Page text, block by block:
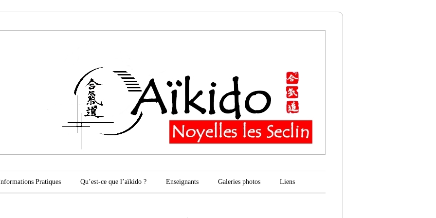
Pratiques Qu’est-ce que l’aïkido ? Enseignants Galeries photos Liens